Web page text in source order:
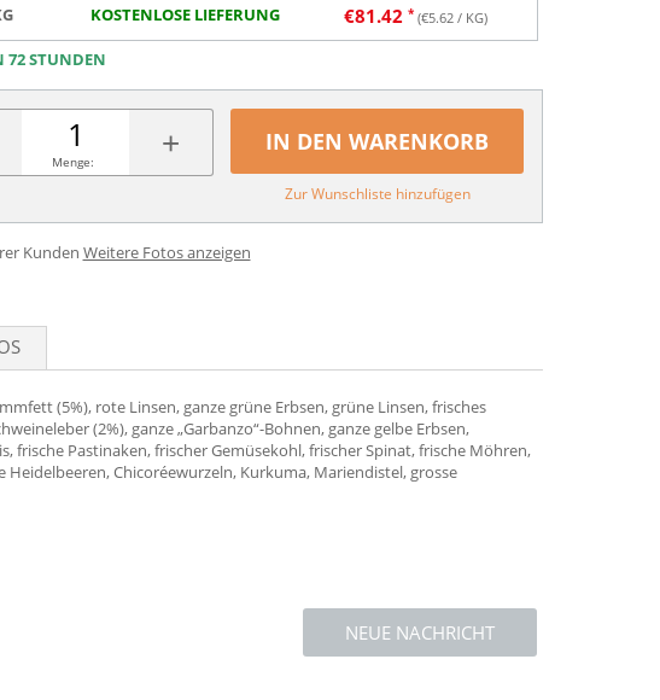
KOSTENLOSE LIEFERUNG €81.42 (€5.62/ KG)
72 STUNDEN
+
Menge:
IN DEN WARENKORB
Zur Wunschliste hinzufügen
Kunden Weitere Fotos anzeigen
(5%), rote Linsen, ganze grüne Erbsen, grüne Linsen, frisches
(2%), ganze „Garbanzo“-Bohnen, ganze gelbe Erbsen,
frische Pastinaken, frischer Gemüsekohl, frischer Spinat, frische Möhren,
Heidelbeeren, Chicoréewurzeln, Kurkuma, Mariendistel, grosse
NEUE NACHRICHT